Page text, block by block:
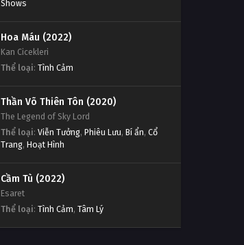
Shows
Hoa Máu (2022)
Kan Cicekleri
Thể loại: Tình Cảm
Thần Võ Thiên Tôn (2020)
The Legend of Sky Lord
Thể loại: Viễn Tưởng, Phiêu Lưu, Bí ẩn, Cổ
Trang, Hoạt Hình
Cầm Tù (2022)
Esaret
Thể loại: Tình Cảm, Tâm Lý